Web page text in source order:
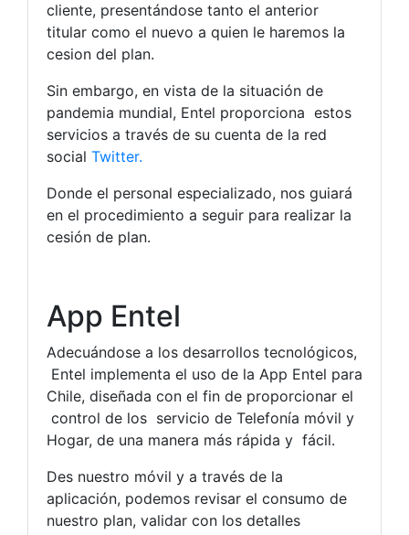
cliente, presentándose tanto el anterior
titular como el nuevo a quien le haremos la
cesion del plan.
Sin embargo, en vista de la situación de
pandemia mundial, Entel proporciona estos
servicios a través de su cuenta de la red
social Twitter.
Donde el personal especializado, nos guiará
en el procedimiento a seguir para realizar la
cesión de plan.
App Entel
Adecuándose a los desarrollos tecnológicos,
Entel implementa el uso de la App Entel para
Chile, diseñada con el fin de proporcionar el
control de los servicio de Telefonía móvil y
Hogar, de una manera más rápida y fácil.
Des nuestro móvil y a través de la
aplicación, podemos revisar el consumo de
nuestro plan, validar con los detalles